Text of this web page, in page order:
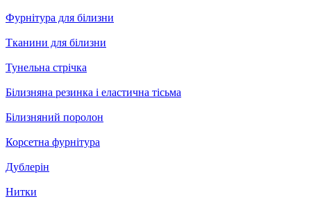
Фурнітура для білизни
Тканини для білизни
Тунельна стрічка
Білизняна резинка і еластична тісьма
Білизняний поролон
Корсетна фурнітура
Дублерін
Нитки